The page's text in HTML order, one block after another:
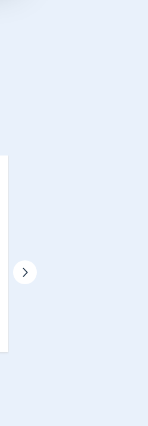
för infästning av beslag. Paslode